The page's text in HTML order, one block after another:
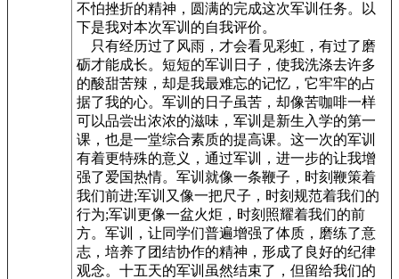
不怕挫折的精神，圆满的完成这次军训任务。以
下是我对本次军训的自我评价。
只有经历过了风雨，才会看见彩虹，有过了磨
砺才能成长。短短的军训日子，使我洗涤去许多
的酸甜苦辣，却是我最难忘的记忆，它牢牢的占
据了我的心。军训的日子虽苦，却像苦咖啡一样
可以品尝出浓浓的滋味，军训是新生入学的第一
课，也是一堂综合素质的提高课。这一次的军训
有着更特殊的意义，通过军训，进一步的让我增
强了爱国热情。军训就像一条鞭子，时刻鞭策着
我们前进;军训又像一把尺子，时刻规范着我们的
行为;军训更像一盆火炬，时刻照耀着我们的前
方。军训，让同学们普遍增强了体质，磨练了意
志，培养了团结协作的精神，形成了良好的纪律
观念。十五天的军训虽然结束了，但留给我们的